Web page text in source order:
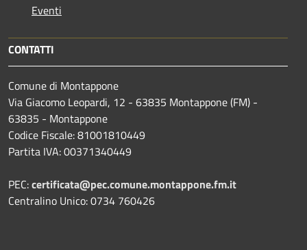
Eventi
CONTATTI
Comune di Montappone
Via Giacomo Leopardi, 12 - 63835 Montappone (FM) -
63835 - Montappone
Codice Fiscale: 81001810449
Partita IVA: 00371340449
PEC:certificata@pec.comune.montappone.fm.it
Centralino Unico: 0734 760426